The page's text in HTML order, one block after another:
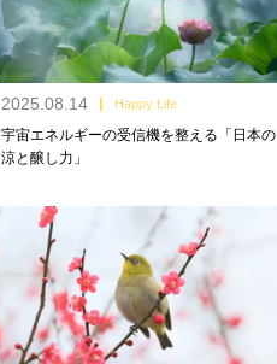
2025.08.14 Happy Life
宇宙エネルギーの受信機を整える「日本の
涼と醸し力」